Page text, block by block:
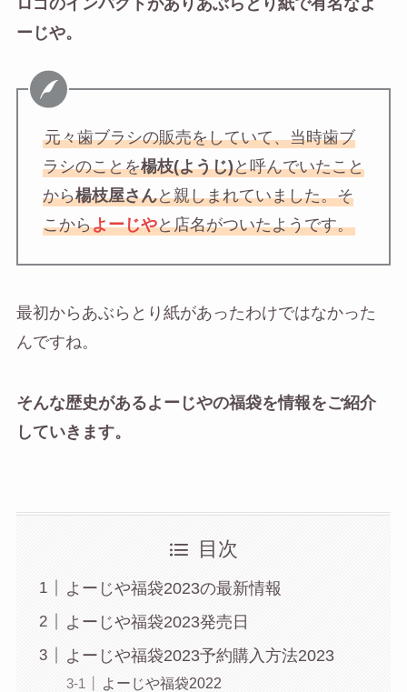
ロゴのインパクトがありあぶらとり紙で有名なよ
ーじや。
元々歯ブラシの販売をしていて、当時歯ブ
ラシのことを楊枝(ようじ)と呼んでいたこと
から楊枝屋さんと親しまれていました。そ
こからよーじやと店名がついたようです。
最初からあぶらとり紙があったわけではなかった
んですね。
そんな歴史があるよーじやの福袋を情報をご紹介
していきます。
目次
よーじや福袋2023の最新情報
よーじや福袋2023発売日
よーじや福袋2023予約購入方法2023
よーじや福袋2022